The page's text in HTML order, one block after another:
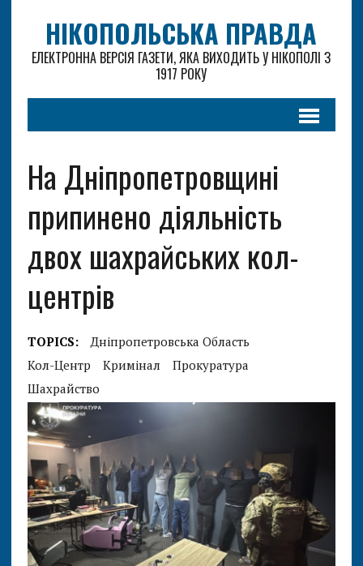
НІКОПОЛЬСЬКА ПРАВДА
ЕЛЕКТРОННА ВЕРСІЯ ГАЗЕТИ, ЯКА ВИХОДИТЬ У НІКОПОЛІ З
1917 РОКУ
На Дніпропетровщині
припинено діяльність
двох шахрайських кол-
центрів
TOPICS:
Дніпропетровська Область
Кол-Центр
Кримінал
Прокуратура
Шахрайство